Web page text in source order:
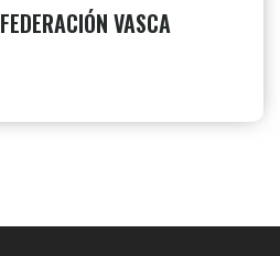
FEDERACIÓN VASCA